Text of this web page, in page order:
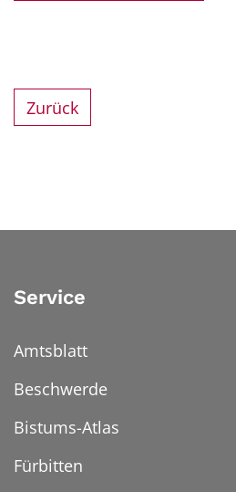
Zurück
Service
Amtsblatt
Beschwerde
Bistums-Atlas
Fürbitten